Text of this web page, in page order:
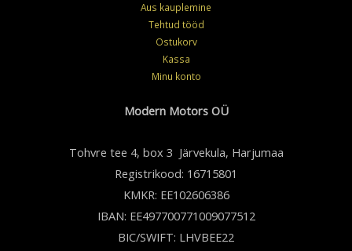
Aus kauplemine
Tehtud tööd
Ostukorv
Kassa
Minu konto
Modern Motors OÜ
Tohvre tee 4, box 3 Järvekula, Harjumaa
Registrikood: 16715801
KMKR: EE102606386
IBAN: EE497700771009077512
BIC/SWIFT: LHVBEE22